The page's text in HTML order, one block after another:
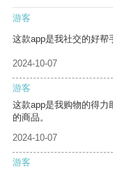
游客
这款app是我社交的好帮
2024-10-07
游客
这款app是我购物的得力
的商品。
2024-10-07
游客